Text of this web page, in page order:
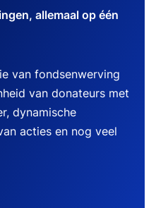
allemaal op één
van fondsenwerving
van donateurs met
dynamische
acties en nog veel